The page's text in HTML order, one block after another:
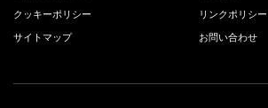
クッキーポリシー
リンクポリシー
サイトマップ
お問い合わせ